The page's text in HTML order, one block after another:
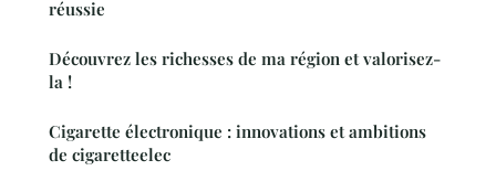
réussie
Découvrez les richesses de ma région et valorisez-
la !
Cigarette électronique : innovations et ambitions
de cigaretteelec